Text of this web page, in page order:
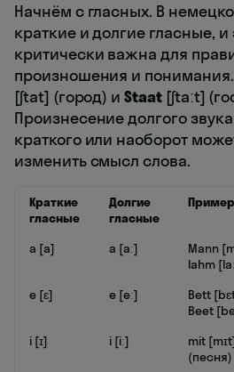
Начнём с гласных. В
краткие и долгие гласные, и
критически важна для
произношения и
[ʃtat] (город) иStaat[ʃtaːt]
Произнесение долгого
краткого или наоборот
изменить смысл слова.
Краткие
гласные
Долгие
гласные
a [a] a [aː]
Mann
lahm
e [ɛ]
e [eː]
Bett
Beet
i [ɪ]
i [iː]
mit
(песня)